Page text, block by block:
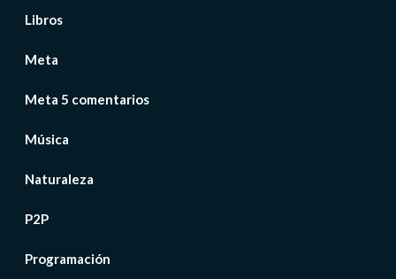
Libros
Meta
Meta 5 comentarios
Música
Naturaleza
P2P
Programación